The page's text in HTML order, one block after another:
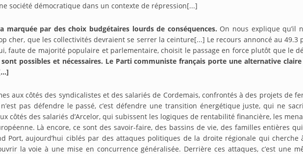
société démocratique dans un contexte de répression[...]
marquée par des choix budgétaires lourds de conséquences. On nous explique qu’il
cher, que les collectivités devraient se serrer la ceinture[...] Le recours annoncé au
faute de majorité populaire et parlementaire, choisit le passage en force plutôt que le
possibles et nécessaires. Le Parti communiste français porte une alternative
aux côtés des syndicalistes et des salariés de Cordemais, confrontés à des projets de
pas défendre le passé, c’est défendre une transition énergétique juste, qui ne
côtés des salariés d’Arcelor, qui subissent les logiques de rentabilité financière, les
Là encore, ce sont des savoir-faire, des bassins de vie, des familles entières
Port, aujourd’hui ciblés par des attaques politiques de la droite régionale qui
la voie à une mise en concurrence généralisée. Derrière ces attaques, c’est une